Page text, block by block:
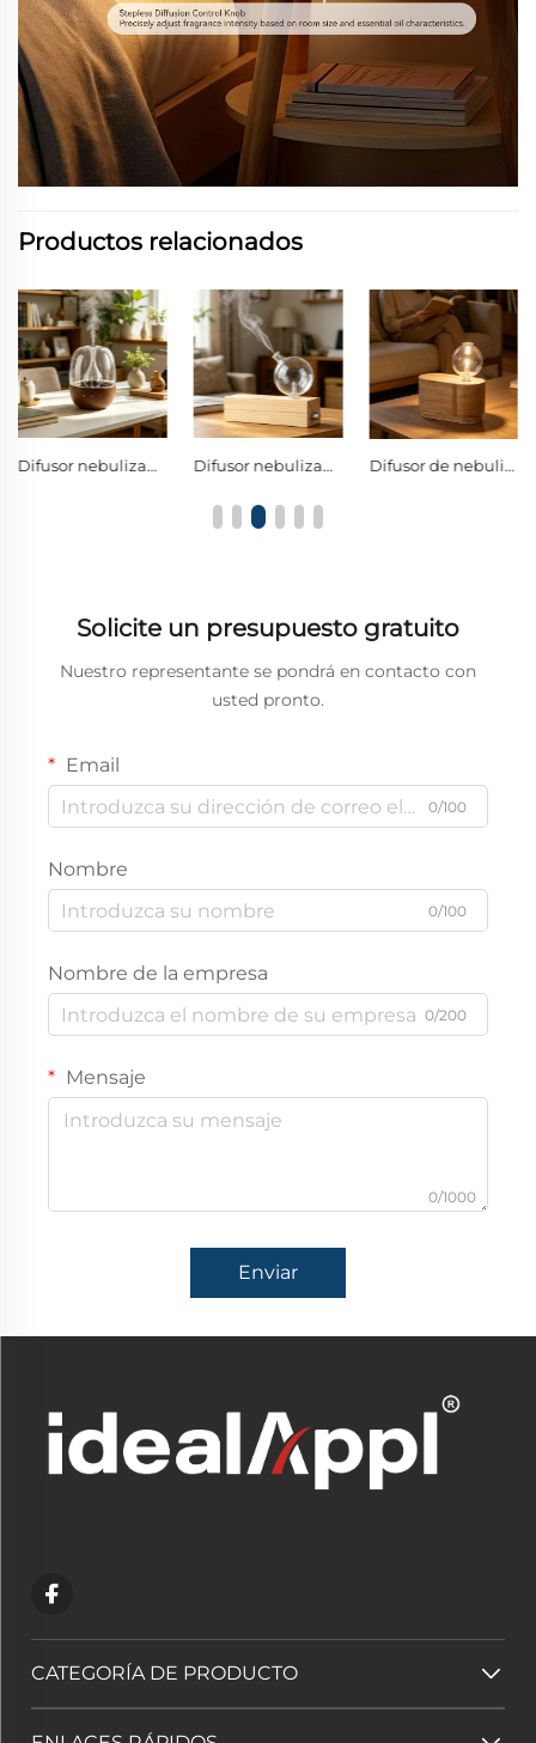
Productos relacionados
Difusor nebulizador sin agua para madera y vidrio, difusor comercial de aceites esenciales con boquilla antifugas y LED de 7 colores Difusor nebulizador sin agua fabricado en madera maciza natural y vidrio de borosilicato, con perilla de control metálica; difusor de aromaterapia en frío para aceites esenciales puros Difusor de nebulización en frío de doble fluido sin agua, con capas curvadas de madera maciza sin contacto con plástico, difusor esférico de aroma para aceites esenciales puros de vidrio de borosilicato
Solicite un presupuesto gratuito
Nuestro representante se pondrá en contacto con
usted pronto.
Email
0/100
Nombre
0/100
Nombre de la empresa
0/200
Mensaje
0/1000
Enviar
CATEGORÍA DE PRODUCTO